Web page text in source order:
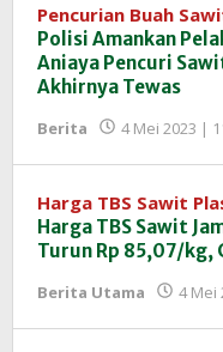
Pencurian Buah
Polisi Amankan
Aniaya Pencuri
Akhirnya Tewas
Berita 4 Mei 2023 |
Harga TBS Sawit
Harga TBS Sawit
Turun Rp 85,07/kg,
Berita Utama 4 Mei